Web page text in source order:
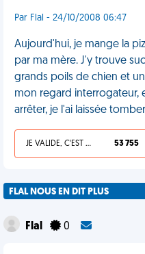
Par Flal - 24/10/2008 06:47
Aujourd'hui, je mange la
par ma mère. J'y trouve
grands poils de chien et
mon regard interrogateur,
arrêter, je l'ai laissée
JE VALIDE, C'EST UNE VDM 53 755
FLAL NOUS EN DIT PLUS
Flal 0